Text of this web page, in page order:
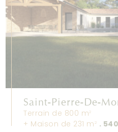
Saint-Pierre-De-
Terrain de 800 m2
+ Maison de 231 m2 .